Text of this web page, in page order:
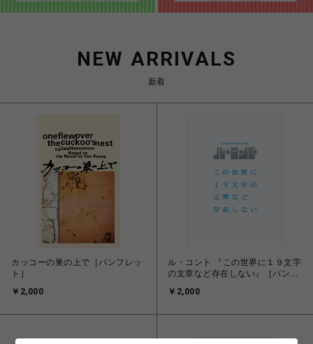
NEW ARRIVALS
新着
カッコーの巣の上で［パンフレッ
ト］
￥2,000
ル・コント 『この世界に１９文字
の文章など存在しない』［パンフ
￥2,000